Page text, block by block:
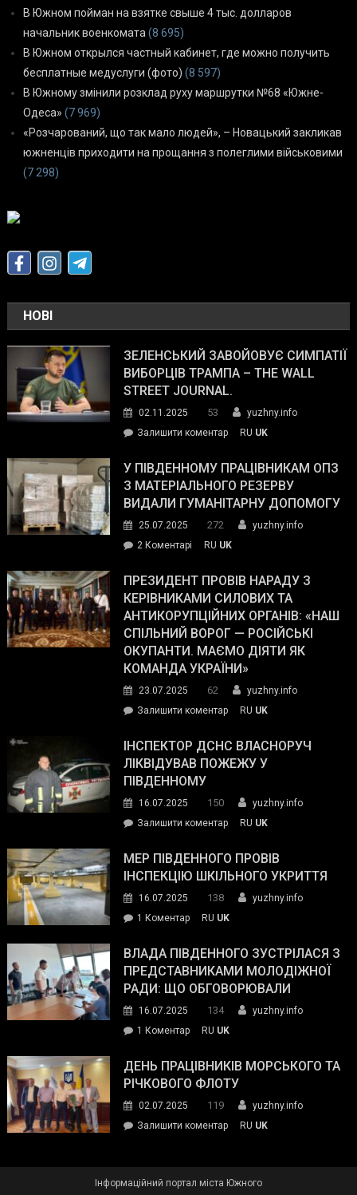
В Южном пойман на взятке свыше 4 тыс. долларов
начальник военкомата (8 695)
В Южном открылся частный кабинет, где можно получить
бесплатные медуслуги (фото) (8 597)
В Южному змінили розклад руху маршрутки №68 «Южне-
Одеса» (7 969)
«Розчарований, що так мало людей», – Новацький закликав
южненців приходити на прощання з полеглими військовими
(7 298)
НОВІ
ЗЕЛЕНСЬКИЙ ЗАВОЙОВУЄ СИМПАТІЇ
ВИБОРЦІВ ТРАМПА – THE WALL
STREET JOURNAL.
02.11.2025 53
yuzhny.info
Залишити коментарon
завойовує
симпатії
виборців
The
Street
Journal.
RU UK
У ПІВДЕННОМУ ПРАЦІВНИКАМ ОПЗ
З МАТЕРІАЛЬНОГО РЕЗЕРВУ
ВИДАЛИ ГУМАНІТАРНУ ДОПОМОГУ
25.07.2025 272
yuzhny.info
2 Коментарі
Південному
працівникам
ОПЗ
з
матеріального
резерву
гуманітарну
допомогу
RU UK
ПРЕЗИДЕНТ ПРОВІВ НАРАДУ З
КЕРІВНИКАМИ СИЛОВИХ ТА
АНТИКОРУПЦІЙНИХ ОРГАНІВ: «НАШ
СПІЛЬНИЙ ВОРОГ — РОСІЙСЬКІ
ОКУПАНТИ. МАЄМО ДІЯТИ ЯК
КОМАНДА УКРАЇНИ»
23.07.2025 62
yuzhny.info
Залишити коментарon
провів
нараду
силових
та
органів:
«Наш
спільний
окупанти.
Маємо
діяти
команда
RU UK
ІНСПЕКТОР ДСНС ВЛАСНОРУЧ
ЛІКВІДУВАВ ПОЖЕЖУ У
ПІВДЕННОМУ
16.07.2025 150
yuzhny.info
Залишити коментарon
ДСНС
власноруч
пожежу
у
RU UK
МЕР ПІВДЕННОГО ПРОВІВ
ІНСПЕКЦІЮ ШКІЛЬНОГО УКРИТТЯ
16.07.2025 138
yuzhny.info
1 Коментардо
Південного
провів
інспекцію
укриття
RU UK
ВЛАДА ПІВДЕННОГО ЗУСТРІЛАСЯ З
ПРЕДСТАВНИКАМИ МОЛОДІЖНОЇ
РАДИ: ЩО ОБГОВОРЮВАЛИ
16.07.2025 134
yuzhny.info
1 Коментардо
Південного
зустрілася
представниками
молодіжної
обговорювали
RU UK
ДЕНЬ ПРАЦІВНИКІВ МОРСЬКОГО ТА
РІЧКОВОГО ФЛОТУ
02.07.2025 119
yuzhny.info
Залишити коментарon
RU UK
Інформаційний портал міста Южного